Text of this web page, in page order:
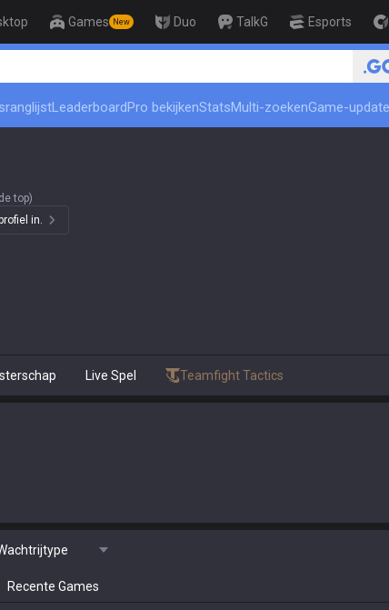
Games New Duo TalkG Esports
LeaderboardPro bekijkenStatsMulti-zoekenGame-update
top)
in.
Live Spel Teamfight Tactics
Recente Games